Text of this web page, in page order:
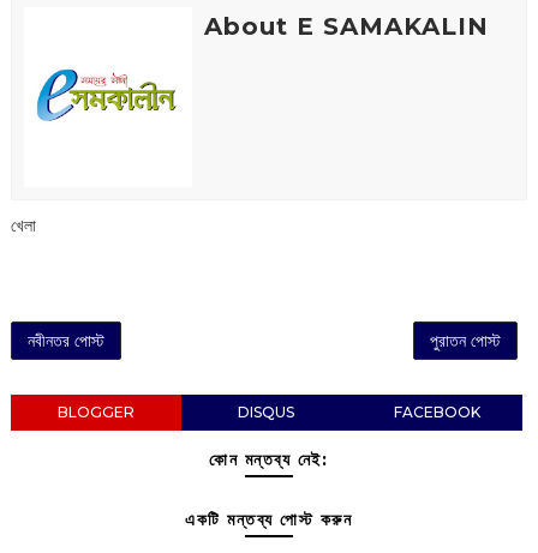
About E SAMAKALIN
খেলা
নবীনতর পোস্ট পুরাতন পোস্ট
BLOGGER DISQUS FACEBOOK
কোন মন্তব্য নেই:
একটি মন্তব্য পোস্ট করুন